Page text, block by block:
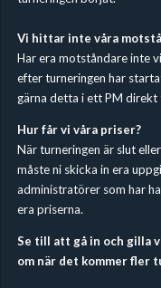
Vi hittar inte våra
Har era motståndare inte
efter turneringen har
gärna detta i ett PM direkt
Hur får vi våra priser?
När turneringen är slut
måste ni skicka in era
administratörer som har
era priserna.
Se till att gå in och gilla
om när det kommer fler